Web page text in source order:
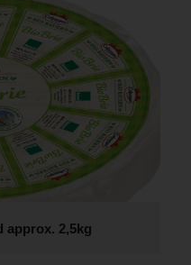
approx. 2,5kg